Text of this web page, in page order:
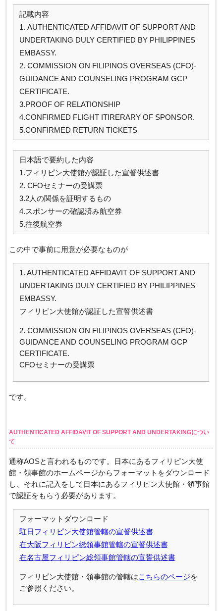
記載内容
1. AUTHENTICATED AFFIDAVIT OF SUPPORT AND
UNDERTAKING DULY CERTIFIED BY PHILIPPINES
EMBASSY.
2. COMMISSION ON FILIPINOS OVERSEAS (CFO)-
GUIDANCE AND COUNSELING PROGRAM GCP
CERTIFICATE.
3.PROOF OF RELATIONSHIP
4.CONFIRMED FLIGHT ITIRERARY OF SPONSOR.
5.CONFIRMED RETURN TICKETS
日本語で要約した内容
1.フィリピン大使館が認証した宣誓供述書
2. CFOセミナーの受講票
3.2人の関係を証明するもの
4.スポンサーの確認済み航空券
5.往復航空券
この中で事前に用意が必要なものが
1. AUTHENTICATED AFFIDAVIT OF SUPPORT AND
UNDERTAKING DULY CERTIFIED BY PHILIPPINES
EMBASSY.
フィリピン大使館が認証した宣誓供述書
2. COMMISSION ON FILIPINOS OVERSEAS (CFO)-
GUIDANCE AND COUNSELING PROGRAM GCP
CERTIFICATE.
CFOセミナーの受講票
です。
AUTHENTICATED AFFIDAVIT OF SUPPORT AND UNDERTAKINGについ
て
通称AOSと言われるものです。日本にあるフィリピン大使
館・領事館のホームページからフォーマットをダウンロード
し、それに記入をして日本にあるフィリピン大使館・領事館
で認証をもらう必要があります。
フォーマットダウンロード
駐日フィリピン大使館管轄の宣誓供述書
在大阪フィリピン総領事館管轄の宣誓供述書
在名古屋フィリピン総領事館管轄の宣誓供述書
フィリピン大使館・領事館の管轄はこちらのページを
ご参照ください。